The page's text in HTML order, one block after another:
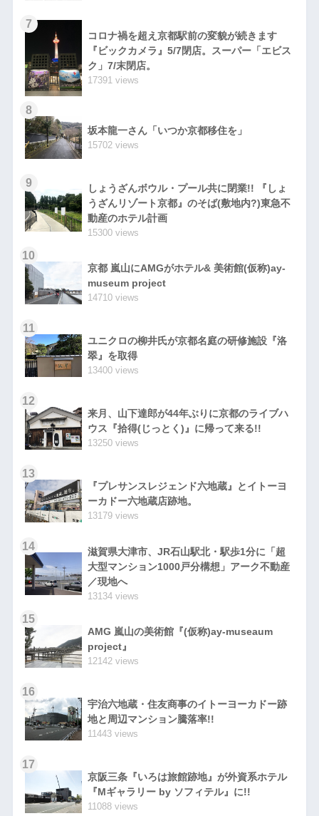
7
コロナ禍を超え京都駅前の変貌が続きます
『ビックカメラ』5/7閉店。スーパー「エビス
ク」7/末閉店。
17391 views
8
坂本龍一さん「いつか京都移住を」
15702 views
9
しょうざんボウル・プール共に閉業!! 『しょ
うざんリゾート京都』のそば(敷地内?)東急不
動産のホテル計画
15300 views
10
京都 嵐山にAMGがホテル& 美術館(仮称)ay-
museum project
14710 views
11
ユニクロの柳井氏が京都名庭の研修施設『洛
翠』を取得
13400 views
12
来月、山下達郎が44年ぶりに京都のライブハ
ウス『拾得(じっとく)』に帰って来る!!
13250 views
13
『プレサンスレジェンド六地蔵』とイトーヨ
ーカドー六地蔵店跡地。
13179 views
14
滋賀県大津市、JR石山駅北・駅歩1分に「超
大型マンション1000戸分構想」アーク不動産
／現地へ
13134 views
15
AMG 嵐山の美術館『(仮称)ay-museaum
project』
12142 views
16
宇治六地蔵・住友商事のイトーヨーカドー跡
地と周辺マンション騰落率!!
11443 views
17
京阪三条『いろは旅館跡地』が外資系ホテル
『Mギャラリー by ソフィテル』に!!
11088 views